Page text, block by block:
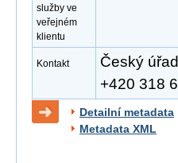
služby ve
veřejném
klientu
Kontakt
Český
+420 318
Detailní metadata
Metadata XML